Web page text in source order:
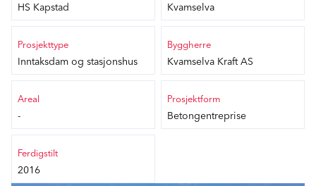
HS Kapstad Kvamselva
Prosjekttype
Inntaksdam og stasjonshus
Byggherre
Kvamselva Kraft AS
Areal
-
Prosjektform
Betongentreprise
Ferdigstilt
2016